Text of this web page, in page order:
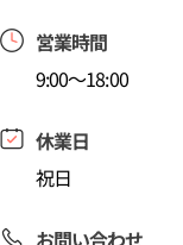
営業時間
9:00～18:00
休業日
祝日
お問い合わせ